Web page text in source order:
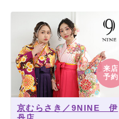
来店
予約
京むらさき／9NINE 伊